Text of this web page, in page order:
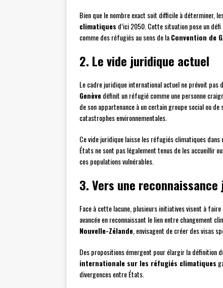
Bien que le nombre exact soit difficile à déterminer,
climatiques d’ici 2050. Cette situation pose un
comme des réfugiés au sens de laConvention de
2. Le vide juridique actuel
Le cadre juridique international actuel ne prévoit
Genèvedéfinit un réfugié comme une personne
de son appartenance à un certain groupe social ou
catastrophes environnementales.
Ce vide juridique laisse les réfugiés climatiques
États ne sont pas légalement tenus de les accueillir
ces populations vulnérables.
3. Vers une
Face à cette lacune, plusieurs initiatives visent à
avancée en reconnaissant le lien entre changement
Nouvelle-Zélande , envisagent de créer des visas
Des propositions émergent pour élargir la définition
internationale sur les réfugiés climatiques
divergences entre États.